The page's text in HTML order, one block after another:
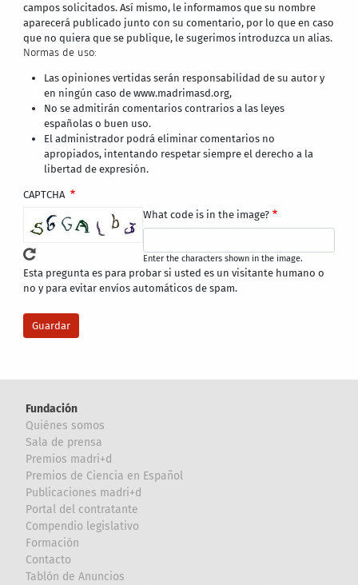
campos solicitados. Así mismo, le informamos que su nombre
aparecerá publicado junto con su comentario, por lo que en caso
que no quiera que se publique, le sugerimos introduzca un alias.
Normas de uso:
Las opiniones vertidas serán responsabilidad de su autor y
en ningún caso de www.madrimasd.org,
No se admitirán comentarios contrarios a las leyes
españolas o buen uso.
El administrador podrá eliminar comentarios no
apropiados, intentando respetar siempre el derecho a la
libertad de expresión.
CAPTCHA
What code is in the image?
Enter the characters shown in the image.
Esta pregunta es para probar si usted es un visitante humano o
no y para evitar envíos automáticos de spam.
Fundación
Quiénes somos
Sala de prensa
Premios madri+d
Premios de Ciencia en Español
Publicaciones madri+d
Portal del contratante
Compendio legislativo
Formación
Contacto
Tablón de Anuncios